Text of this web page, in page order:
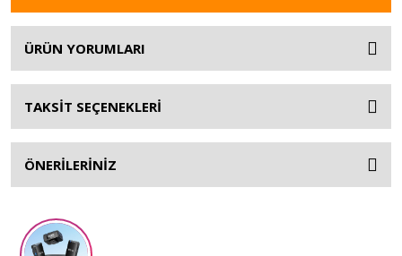
ÜRÜN YORUMLARI
TAKSİT SEÇENEKLERİ
ÖNERİLERİNİZ